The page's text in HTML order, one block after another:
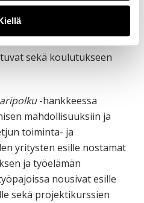
ja kouluttajien
sekä koulutukseen
-hankkeessa
mahdollisuuksiin ja
toiminta- ja
yritysten esille nostamat
ja työelämän
nousivat esille
sekä projektikurssien